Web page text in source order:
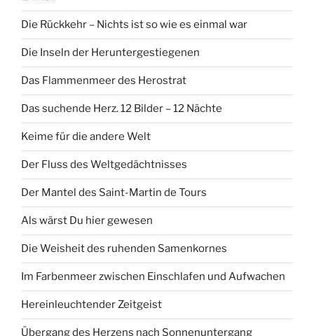
Die Rückkehr – Nichts ist so wie es einmal war
Die Inseln der Heruntergestiegenen
Das Flammenmeer des Herostrat
Das suchende Herz. 12 Bilder – 12 Nächte
Keime für die andere Welt
Der Fluss des Weltgedächtnisses
Der Mantel des Saint-Martin de Tours
Als wärst Du hier gewesen
Die Weisheit des ruhenden Samenkornes
Im Farbenmeer zwischen Einschlafen und Aufwachen
Hereinleuchtender Zeitgeist
Übergang des Herzens nach Sonnenuntergang